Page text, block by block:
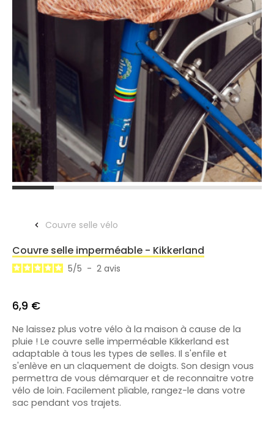
Couvre selle vélo
Couvre selle imperméable - Kikkerland
5/5 - 2 avis
6,9 €
Ne laissez plus votre vélo à la maison à cause de la
pluie ! Le couvre selle imperméable Kikkerland est
adaptable à tous les types de selles. Il s'enfile et
s'enlève en un claquement de doigts. Son design vous
permettra de vous démarquer et de reconnaitre votre
vélo de loin. Facilement pliable, rangez-le dans votre
sac pendant vos trajets.